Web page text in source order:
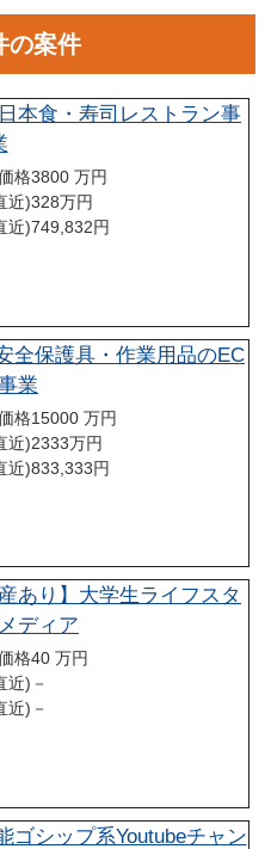
の案件
本食・寿司レストラン事
格3800 万円
近)328万円
近)749,832円
全保護具・作業用品のEC
業
格15000 万円
近)2333万円
近)833,333円
あり】大学生ライフスタ
ディア
格40 万円
近) －
近) －
ゴシップ系Youtubeチャン